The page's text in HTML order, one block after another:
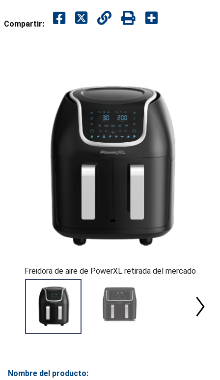
Compartir:
Freidora de aire de PowerXL retirada del mercado
Nombre del producto: